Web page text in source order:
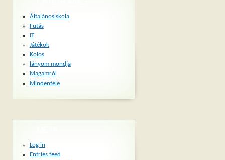
Általánosiskola
Futás
IT
Játékok
Kolos
lányom mondja
Magamról
Mindenféle
Log in
Entries feed